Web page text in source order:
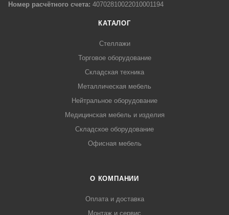
Номер расчётного счета: 40702810022010001194
КАТАЛОГ
Стеллажи
Торговое оборудование
Складская техника
Металлическая мебель
Нейтральное оборудование
Медицинская мебель и изделия
Складское оборудование
Офисная мебель
О КОМПАНИИ
Оплата и доставка
Монтаж и сервис